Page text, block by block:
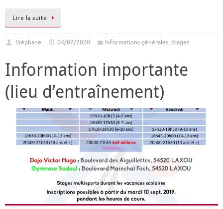
Lire la suite
Stéphane 04/02/2020 Informations générales, Stages
Information importante
(lieu d’entraînement)